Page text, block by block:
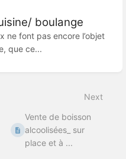
boulange
ne font pas encore l’objet
que ce...
Next
Vente de boisson
alcoolisées_ sur
place et à ...